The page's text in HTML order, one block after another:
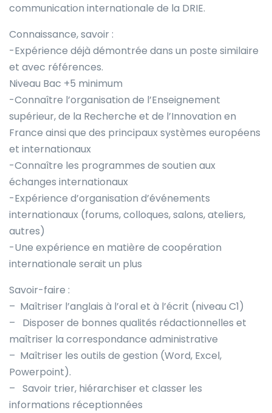
communication internationale de la DRIE.
Connaissance, savoir :
-Expérience déjà démontrée dans un poste similaire
et avec références.
Niveau Bac +5 minimum
-Connaître l’organisation de l’Enseignement
supérieur, de la Recherche et de l’Innovation en
France ainsi que des principaux systèmes européens
et internationaux
-Connaître les programmes de soutien aux
échanges internationaux
-Expérience d’organisation d’événements
internationaux (forums, colloques, salons, ateliers,
autres)
-Une expérience en matière de coopération
internationale serait un plus
Savoir-faire :
– Maîtriser l’anglais à l’oral et à l’écrit (niveau C1)
– Disposer de bonnes qualités rédactionnelles et
maîtriser la correspondance administrative
– Maîtriser les outils de gestion (Word, Excel,
Powerpoint).
– Savoir trier, hiérarchiser et classer les
informations réceptionnées